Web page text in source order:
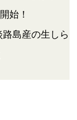
始！
島産の生しら